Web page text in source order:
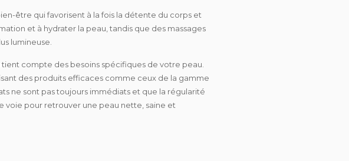
être qui favorisent à la fois la détente du corps et
et à hydrater la peau, tandis que des massages
lumineuse.
compte des besoins spécifiques de votre peau.
des produits efficaces comme ceux de la gamme
ne sont pas toujours immédiats et que la régularité
voie pour retrouver une peau nette, saine et